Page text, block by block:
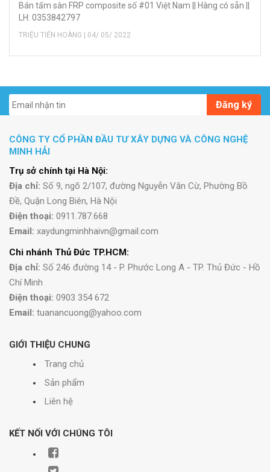
Bán tấm sàn FRP composite số #01 Việt Nam || Hàng có sẵn ||
LH: 0353842797
TRIỆU TIẾN HOÀNG | 04/ 05/ 2022
Đăng ký
CÔNG TY CỔ PHẦN ĐẦU TƯ XÂY DỰNG VÀ CÔNG NGHỆ
MINH HẢI
Trụ sở chính tại Hà Nội:
Địa chỉ: Số 9, ngõ 2/107, đường Nguyễn Văn Cừ, Phường Bồ
Đề, Quận Long Biên, Hà Nội
Điện thoại: 0911.787.668
Email: xaydungminhhaivn@gmail.com
Chi nhánh Thủ Đức TP.HCM:
Địa chỉ: Số 246 đường 14 - P. Phước Long A - TP. Thủ Đức - Hồ
Chí Minh
Điện thoại: 0903 354 672
Email: tuanancuong@yahoo.com
GIỚI THIỆU CHUNG
Trang chủ
Sản phẩm
Liên hệ
KẾT NỐI VỚI CHÚNG TÔI